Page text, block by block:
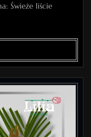
Świeże liście